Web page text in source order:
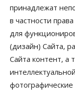
принадлежат
в частности
для
(дизайн) Сайта,
Сайта контент, а